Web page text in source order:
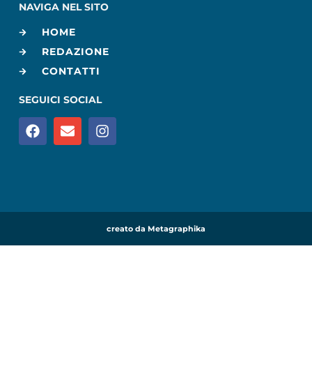
NAVIGA NEL SITO
HOME
REDAZIONE
CONTATTI
SEGUICI SOCIAL
creato da Metagraphika